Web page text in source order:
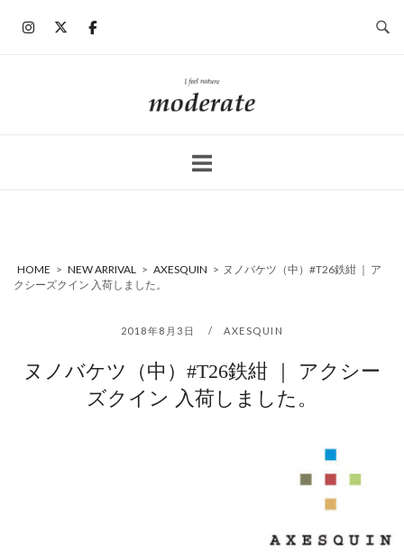
ホ
ー
HOME > NEW ARRIVAL > AXESQUIN > ヌノバケツ（中）#T26鉄紺 ｜ ア
クシーズクイン 入荷しました。
2018年8月3日 AXESQUIN
ヌノバケツ（中）#T26鉄紺 ｜ アクシー
ズクイン 入荷しました。